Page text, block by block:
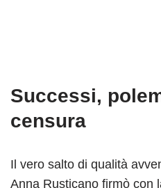
Successi,
censura
Il vero salto di qualità
Anna Rusticano firmò con